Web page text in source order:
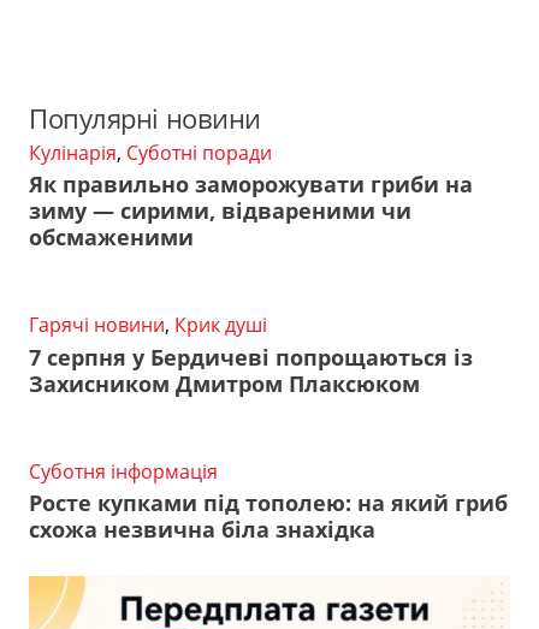
Популярні новини
Кулінарія, Суботні поради
Як правильно заморожувати гриби на
зиму — сирими, відвареними чи
обсмаженими
Гарячі новини, Крик душі
7 серпня у Бердичеві попрощаються із
Захисником Дмитром Плаксюком
Суботня інформація
Росте купками під тополею: на який гриб
схожа незвична біла знахідка